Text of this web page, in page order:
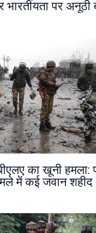
पर अनूठी
का खूनी हमला:
में कई जवान शहीद